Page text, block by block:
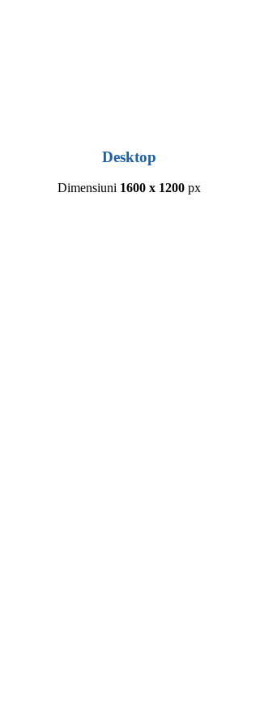
Desktop
Dimensiuni 1600 x 1200px